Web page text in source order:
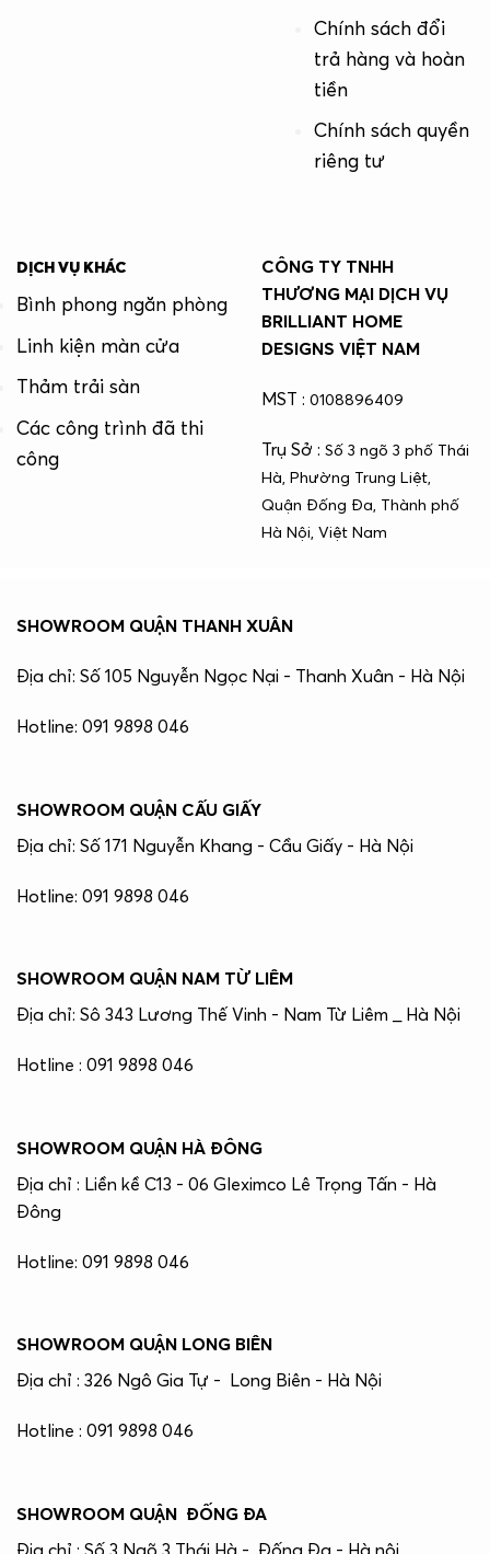
Chính sách đổi
trả hàng và hoàn
tiền
Chính sách quyền
riêng tư
DỊCH VỤ KHÁC
Bình phong ngăn phòng
Linh kiện màn cửa
Thảm trải sàn
Các công trình đã thi
công
CÔNG TY TNHH
THƯƠNG MẠI DỊCH VỤ
BRILLIANT HOME
DESIGNS VIỆT NAM
MST : 0108896409
Trụ Sở : Số 3 ngõ 3 phố Thái
Hà, Phường Trung Liệt,
Quận Đống Đa, Thành phố
Hà Nội, Việt Nam
SHOWROOM QUẬN THANH XUÂN
Địa chỉ: Số 105 Nguyễn Ngọc Nại - Thanh Xuân - Hà Nội
Hotline: 091 9898 046
SHOWROOM QUẬN CẤU GIẤY
Địa chỉ: Số 171 Nguyễn Khang - Cầu Giấy - Hà Nội
Hotline: 091 9898 046
SHOWROOM QUẬN NAM TỪ LIÊM
Địa chỉ: Sô 343 Lương Thế Vinh - Nam Từ Liêm _ Hà Nội
Hotline : 091 9898 046
SHOWROOM QUẬN HÀ ĐÔNG
Địa chỉ : Liền kề C13 - 06 Gleximco Lê Trọng Tấn - Hà
Đông
Hotline: 091 9898 046
SHOWROOM QUẬN LONG BIÊN
Địa chỉ : 326 Ngô Gia Tự - Long Biên - Hà Nội
Hotline : 091 9898 046
SHOWROOM QUẬN ĐỐNG ĐA